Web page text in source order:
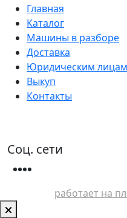
Главная
Каталог
Машины в разборе
Доставка
Юридическим лицам
Выкуп
Контакты
Соц. сети
работает на